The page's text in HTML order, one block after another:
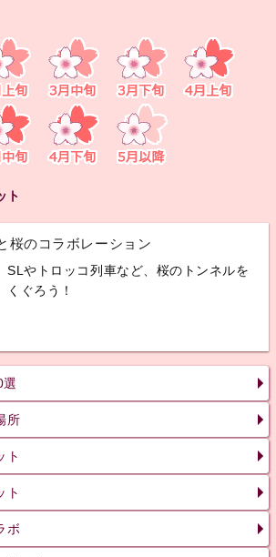
ト
桜のコラボレーション
SLやトロッコ列車など、桜のトンネルを
くぐろう！
選
所
ト
ト
ボ